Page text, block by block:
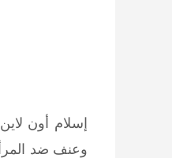
إسلام أون
وعنف ضد